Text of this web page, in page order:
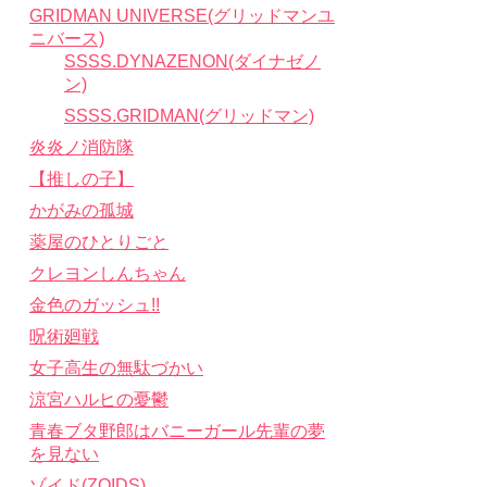
GRIDMAN UNIVERSE(グリッドマンユ
ニバース)
SSSS.DYNAZENON(ダイナゼノ
ン)
SSSS.GRIDMAN(グリッドマン)
炎炎ノ消防隊
【推しの子】
かがみの孤城
薬屋のひとりごと
クレヨンしんちゃん
金色のガッシュ!!
呪術廻戦
女子高生の無駄づかい
涼宮ハルヒの憂鬱
青春ブタ野郎はバニーガール先輩の夢
を見ない